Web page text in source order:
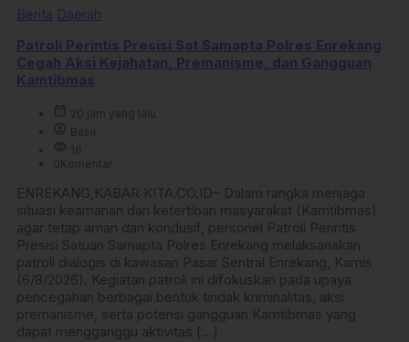
Berita Daerah
Patroli Perintis Presisi Sat Samapta Polres Enrekang
Cegah Aksi Kejahatan, Premanisme, dan Gangguan
Kamtibmas
calendar_month 20 jam yang lalu
account_circle Basir
visibility 16
0Komentar
ENREKANG,KABAR KITA.CO.ID– Dalam rangka menjaga
situasi keamanan dan ketertiban masyarakat (Kamtibmas)
agar tetap aman dan kondusif, personel Patroli Perintis
Presisi Satuan Samapta Polres Enrekang melaksanakan
patroli dialogis di kawasan Pasar Sentral Enrekang, Kamis
(6/8/2026). Kegiatan patroli ini difokuskan pada upaya
pencegahan berbagai bentuk tindak kriminalitas, aksi
premanisme, serta potensi gangguan Kamtibmas yang
dapat mengganggu aktivitas […]